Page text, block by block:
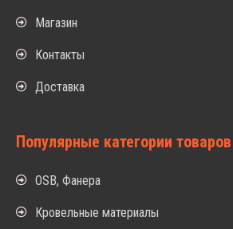
Магазин
Контакты
Доставка
Популярные категории товаров
OSB, Фанера
Кровельные материалы